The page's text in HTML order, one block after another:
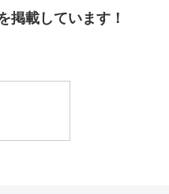
掲載しています！